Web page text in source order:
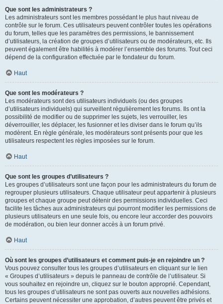
Que sont les administrateurs ?
Les administrateurs sont les membres possédant le plus haut niveau de
contrôle sur le forum. Ces utilisateurs peuvent contrôler toutes les opérations
du forum, telles que les paramètres des permissions, le bannissement
d’utilisateurs, la création de groupes d’utilisateurs ou de modérateurs, etc. Ils
peuvent également être habilités à modérer l’ensemble des forums. Tout ceci
dépend de la configuration effectuée par le fondateur du forum.
Haut
Que sont les modérateurs ?
Les modérateurs sont des utilisateurs individuels (ou des groupes
d’utilisateurs individuels) qui surveillent régulièrement les forums. Ils ont la
possibilité de modifier ou de supprimer les sujets, les verrouiller, les
déverrouiller, les déplacer, les fusionner et les diviser dans le forum qu’ils
modèrent. En règle générale, les modérateurs sont présents pour que les
utilisateurs respectent les règles imposées sur le forum.
Haut
Que sont les groupes d’utilisateurs ?
Les groupes d’utilisateurs sont une façon pour les administrateurs du forum de
regrouper plusieurs utilisateurs. Chaque utilisateur peut appartenir à plusieurs
groupes et chaque groupe peut détenir des permissions individuelles. Ceci
facilite les tâches aux administrateurs qui pourront modifier les permissions de
plusieurs utilisateurs en une seule fois, ou encore leur accorder des pouvoirs
de modération, ou bien leur donner accès à un forum privé.
Haut
Où sont les groupes d’utilisateurs et comment puis-je en rejoindre un ?
Vous pouvez consulter tous les groupes d’utilisateurs en cliquant sur le lien
« Groupes d’utilisateurs » depuis le panneau de contrôle de l’utilisateur. Si
vous souhaitez en rejoindre un, cliquez sur le bouton approprié. Cependant,
tous les groupes d’utilisateurs ne sont pas ouverts aux nouvelles adhésions.
Certains peuvent nécessiter une approbation, d’autres peuvent être privés et